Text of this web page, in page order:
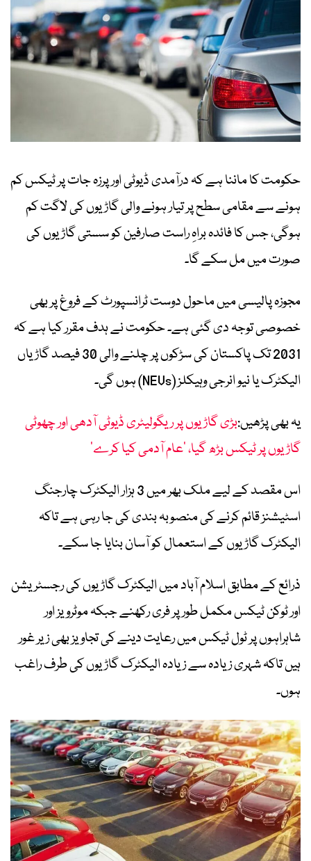
حکومت کا ماننا ہے کہ درآمدی ڈیوٹی اور پرزہ جات پر ٹیکس کم
ہونے سے مقامی سطح پر تیار ہونے والی گاڑیوں کی لاگت کم
ہوگی، جس کا فائدہ براہِ راست صارفین کو سستی گاڑیوں کی
صورت میں مل سکے گا۔
مجوزہ پالیسی میں ماحول دوست ٹرانسپورٹ کے فروغ پر بھی
خصوصی توجہ دی گئی ہے۔ حکومت نے ہدف مقرر کیا ہے کہ
2031 تک پاکستان کی سڑکوں پر چلنے والی 30 فیصد گاڑیاں
الیکٹرک یا نیو انرجی وہیکلز (NEVs) ہوں گی۔
یہ بھی پڑھیں:بڑی گاڑیوں پر ریگولیٹری ڈیوٹی آدھی اور چھوٹی
گاڑیوں پر ٹیکس بڑھ گیا، ’عام آدمی کیا کرے‘
اس مقصد کے لیے ملک بھر میں 3 ہزار الیکٹرک چارجنگ
اسٹیشنز قائم کرنے کی منصوبہ بندی کی جا رہی ہے تاکہ
الیکٹرک گاڑیوں کے استعمال کو آسان بنایا جا سکے۔
ذرائع کے مطابق اسلام آباد میں الیکٹرک گاڑیوں کی رجسٹریشن
اور ٹوکن ٹیکس مکمل طور پر فری رکھنے جبکہ موٹرویز اور
شاہراہوں پر ٹول ٹیکس میں رعایت دینے کی تجاویز بھی زیر غور
ہیں تاکہ شہری زیادہ سے زیادہ الیکٹرک گاڑیوں کی طرف راغب
ہوں۔